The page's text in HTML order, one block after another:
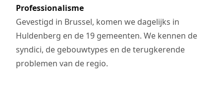
Professionalisme
Gevestigd in Brussel, komen we dagelijks in
Huldenberg en de 19 gemeenten. We kennen de
syndici, de gebouwtypes en de terugkerende
problemen van de regio.